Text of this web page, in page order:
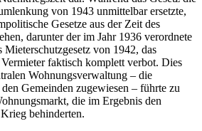
von 1943 unmittelbar ersetzte,
Gesetze aus der Zeit des
darunter der im Jahr 1936 verordnete
von 1942, das
faktisch komplett verbot. Dies
Wohnungsverwaltung – die
Gemeinden zugewiesen – führte zu
die im Ergebnis den
behinderten.